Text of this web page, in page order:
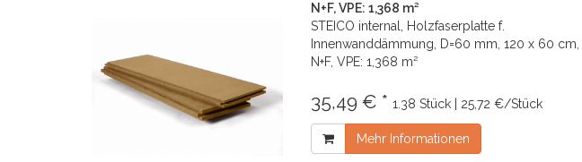
N+F, VPE: 1,368 m²
STEICO internal, Holzfaserplatte f.
Innenwanddämmung, D=60 mm, 120 x 60 cm,
N+F, VPE: 1,368 m²
35,49 € * 1.38 Stück | 25,72 €/Stück
Mehr Informationen